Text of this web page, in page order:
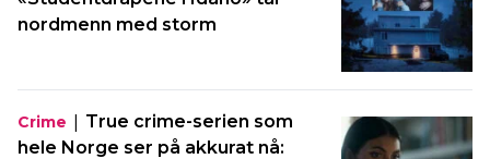
nordmenn med storm
Crime | True crime-serien som
hele Norge ser på akkurat nå: